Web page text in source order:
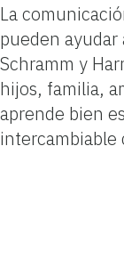
La
pueden
Schramm y
hijos, familia,
aprende bien
intercambiable